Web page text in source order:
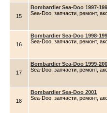
15
Bombardier Sea-Doo 1997-
Sea-Doo, запчасти, ремонт,
16
Bombardier Sea-Doo 1998-
Sea-Doo, запчасти, ремонт,
17
Bombardier Sea-Doo 1999-
Sea-Doo, запчасти, ремонт,
18
Bombardier Sea-Doo 2001
Sea-Doo, запчасти, ремонт,